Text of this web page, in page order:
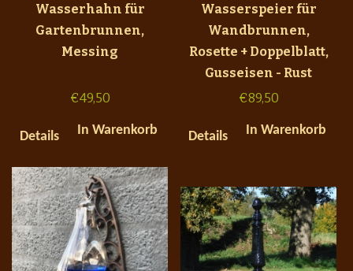
Wasserhahn für
Gartenbrunnen,
Messing
€49,50
Details In Warenkorb
Wasserspeier für
Wandbrunnen,
Rosette + Doppelblatt,
Gusseisen - Rust
€89,50
Details In Warenkorb